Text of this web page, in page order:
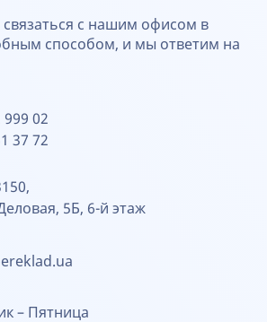
с нашим офисом в
способом, и мы ответим на
999 02
37 72
5Б, 6-й этаж
– Пятница